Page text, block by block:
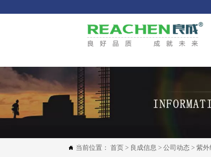
 当前位置：首页 > 良成信息 >公司动态 >紫外